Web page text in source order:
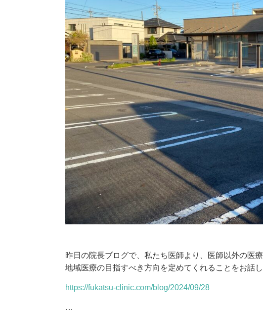
昨日の院長ブログで、私たち医師より、医師以外の医
地域医療の目指すべき方向を定めてくれることをお話し
https://fukatsu-clinic.com/blog/2024/09/28
…